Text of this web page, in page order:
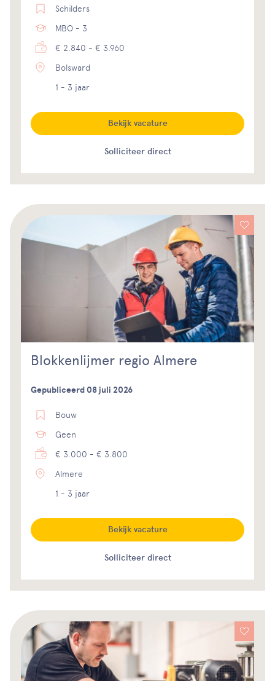
Schilders
MBO - 3
€ 2.840 - € 3.960
Bolsward
1 - 3 jaar
Solliciteer direct
Bekijk vacature
Blokkenlijmer regio Almere
Gepubliceerd 08 juli 2026
Bouw
Geen
€ 3.000 - € 3.800
Almere
1 - 3 jaar
Solliciteer direct
Bekijk vacature